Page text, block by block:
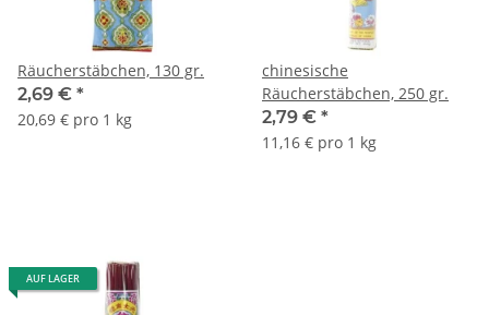
Räucherstäbchen, 130 gr.
2,69 € *
20,69 € pro 1 kg
chinesische
Räucherstäbchen, 250 gr.
2,79 € *
11,16 € pro 1 kg
AUF LAGER